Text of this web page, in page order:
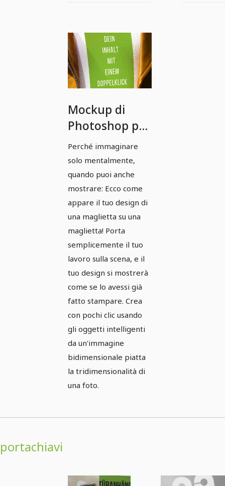
Mockup di
Photoshop per
abbigliamento:
maglietta
sotto la giacca
Perché immaginare
solo mentalmente,
quando puoi anche
mostrare: Ecco come
appare il tuo design di
una maglietta su una
maglietta! Porta
semplicemente il tuo
lavoro sulla scena, e il
tuo design si mostrerà
come se lo avessi già
fatto stampare. Crea
con pochi clic usando
gli oggetti intelligenti
da un'immagine
bidimensionale piatta
la tridimensionalità di
una foto.
portachiavi